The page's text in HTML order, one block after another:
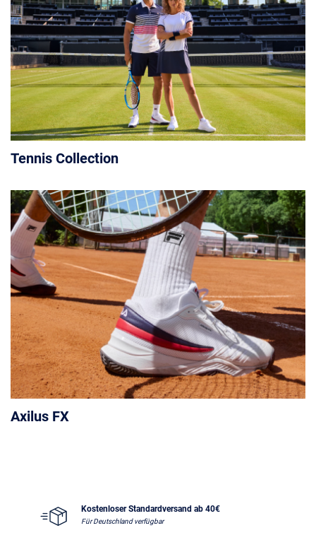
Tennis Collection
Axilus FX
Kostenloser Standardversand ab 40€
Für Deutschland verfügbar